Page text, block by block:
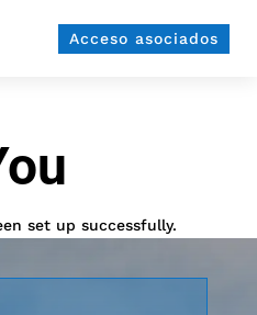
Acceso asociados
set up successfully.